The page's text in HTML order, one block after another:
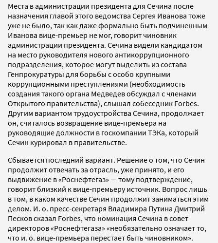
Места в администрации президента для Сечина после
назначения главой этого ведомства Сергея Иванова тоже
уже не было, так как даже формально быть подчиненным
Иванова вице-премьер не мог, говорит чиновник
администрации президента. Сечина видели кандидатом
на место руководителя нового антикоррупционного
подразделения, которое могут выделить из состава
Генпрокуратуры для борьбы с особо крупными
коррупционными преступлениями (необходимость
создания такого органа Медведев обсуждал с членами
Открытого правительства), слышал собеседник Forbes.
Другим вариантом трудоустройства Сечина, продолжает
он, считалось возвращение вице-премьера на
руководящие должности в госкомпании ТЭКа, который
Сечин курировал в правительстве.
Сбывается последний вариант. Решение о том, что Сечин
продолжит отвечать за отрасль, уже принято, и его
выдвижение в «Роснефтегаз» — тому подтверждение,
говорит близкий к вице-премьеру источник. Вопрос лишь
в том, в каком качестве Сечин продолжит заниматься этим
делом. И. о. пресс-секретаря Владимира Путина Дмитрий
Песков сказал Forbes, что номинация Сечина в совет
директоров «Роснефтегаза» «необязательно означает то,
что и. о. вице-премьера перестает быть чиновником».